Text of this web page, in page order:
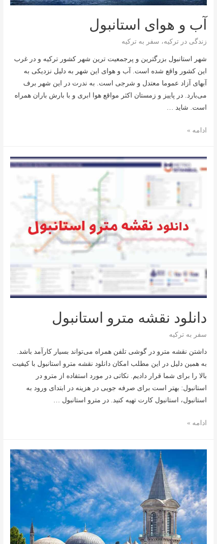
آب و هوای استانبول
زندگی در ترکیه، سفر به ترکیه
شهر استانبول بزرگترین و پرجمعیت ترین شهر کشور ترکیه و در غرب
این کشور واقع شده است. آب و هوای این شهر به دلیل نزدیکی به
آبهای آزاد عموما معتدل و شرجی است. به ندرت در این شهر برف
می‌بارد. در پاییز و زمستان اکثر مواقع هوا ابری و با بارش باران همراه
است. شاید …
آب
استانبول
ادامه »
دانلود نقشه مترو استانبول
سفر به ترکیه
داشتن نقشه مترو در گوشی تلفن همراه می‌تواند بسیار کارآمد باشد.
به همین دلیل در این مطلب امکان دانلود نقشه مترو استانبول با کیفیت
بالا را برای شما قرار دادیم. نکاتی در مورد استفاده از مترو در
استانبول: بهتر است برای صرفه جویی در هزینه در ابتدای ورود به
استانبول، استانبول کارت تهیه کنید. در مترو استانبول …
دانلود
ادامه »